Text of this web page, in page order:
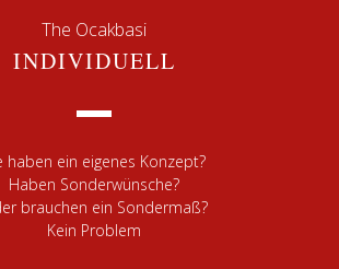
The Ocakbasi
INDIVIDUELL
haben ein eigenes Konzept?
Haben Sonderwünsche?
brauchen ein Sondermaß?
Kein Problem